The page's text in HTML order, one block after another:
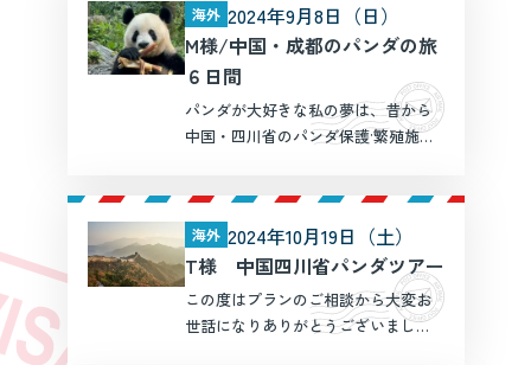
で何度も出かけたことのある場所で
したが、コロナの後でいろいろ […]
海外 2024年9月8日（日）
M様/中国・成都のパンダの旅
６日間
パンダが大好きな私の夢は、昔から
中国・四川省のパンダ保護·繁殖施設
楽園、熊猫谷②成都：成都熊猫繁殖
基地③雅安：碧峰峡熊猫基 […]
海外 2024年10月19日（土）
T様 中国四川省パンダツアー
この度はプランのご相談から大変お
世話になりありがとうございまし